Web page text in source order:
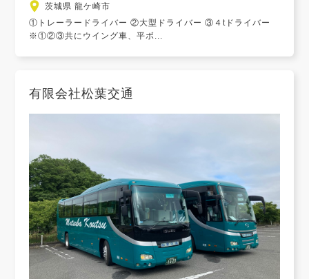
茨城県 龍ケ崎市
①トレーラードライバー ②大型ドライバー ③４tドライバー
※①②③共にウイング車、平ボ...
有限会社松葉交通